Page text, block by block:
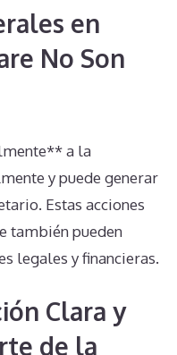
en
No Son
a la
y puede generar
Estas acciones
también pueden
legales y financieras.
Clara y
de la